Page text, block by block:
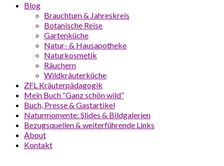
Blog
Brauchtum & Jahreskreis
Botanische Reise
Gartenküche
Natur- & Hausapotheke
Naturkosmetik
Räuchern
Wildkräuterküche
ZFL Kräuterpädagogik
Mein Buch “Ganz schön wild”
Buch, Presse & Gastartikel
Naturmomente: Slides & Bildgalerien
Bezugsquellen & weiterführende Links
About
Kontakt